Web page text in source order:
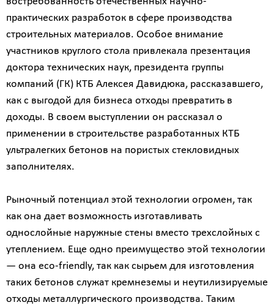
практических разработок в сфере производства
строительных материалов. Особое внимание
участников круглого стола привлекала презентация
доктора технических наук, президента группы
компаний (ГК) КТБ Алексея Давидюка, рассказавшего,
как с выгодой для бизнеса отходы превратить в
доходы. В своем выступлении он рассказал о
применении в строительстве разработанных КТБ
ультралегких бетонов на пористых стекловидных
заполнителях.
Рыночный потенциал этой технологии огромен, так
как она дает возможность изготавливать
однослойные наружные стены вместо трехслойных с
утеплением. Еще одно преимущество этой технологии
— она eco-friendly, так как сырьем для изготовления
таких бетонов служат кремнеземы и неутилизируемые
отходы металлургического производства. Таким